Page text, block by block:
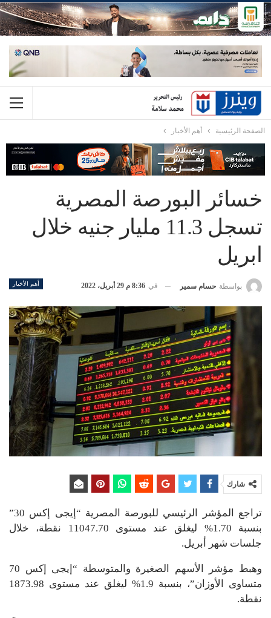
الصفحة الرئيسية أهم الأخبار
خسائر البورصة المصرية
تسجل 11.3 مليار جنيه خلال
ابريل
أهم الأخبار بواسطة حسام سمير في 8:36 م 29 أبريل، 2022
شارك
تراجع المؤشر الرئيسي للبورصة المصرية “إيجى إكس 30”
بنسبة 1.70% ليغلق عند مستوى 11047.70 نقطة، خلال
جلسات شهر أبريل.
وهبط مؤشر الأسهم الصغيرة والمتوسطة “إيجى إكس 70
متساوى الأوزان”، بنسبة 1.9% ليغلق عند مستوى 1873.98
نقطة.